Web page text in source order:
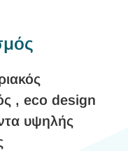
, eco design
υψηλής